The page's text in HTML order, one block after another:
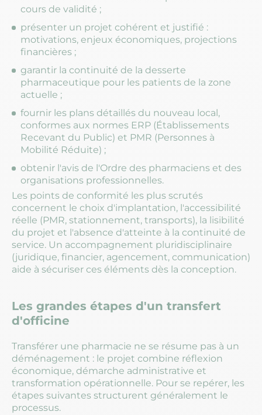
cours de validité ;
présenter un projet cohérent et justifié :
motivations, enjeux économiques, projections
financières ;
garantir la continuité de la desserte
pharmaceutique pour les patients de la zone
actuelle ;
fournir les plans détaillés du nouveau local,
conformes aux normes ERP (Établissements
Recevant du Public) et PMR (Personnes à
Mobilité Réduite) ;
obtenir l'avis de l'Ordre des pharmaciens et des
organisations professionnelles.
Les points de conformité les plus scrutés
concernent le choix d'implantation, l'accessibilité
réelle (PMR, stationnement, transports), la lisibilité
du projet et l'absence d'atteinte à la continuité de
service. Un accompagnement pluridisciplinaire
(juridique, financier, agencement, communication)
aide à sécuriser ces éléments dès la conception.
Les grandes étapes d'un transfert
d'officine
Transférer une pharmacie ne se résume pas à un
déménagement : le projet combine réflexion
économique, démarche administrative et
transformation opérationnelle. Pour se repérer, les
étapes suivantes structurent généralement le
processus.